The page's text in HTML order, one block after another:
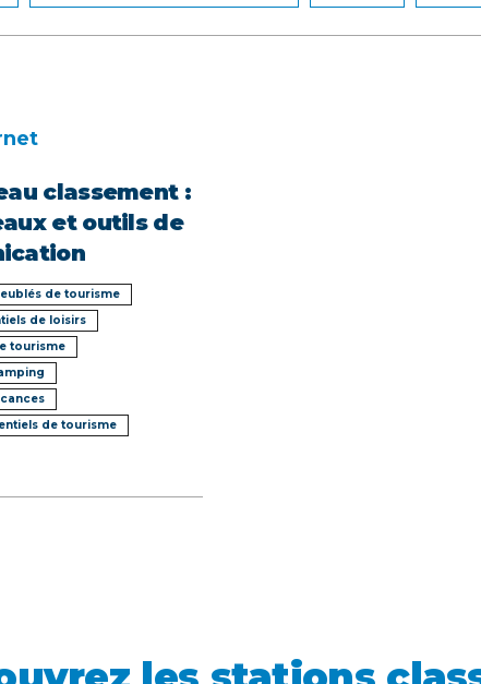
classement :
et outils de
de tourisme
de loisirs
tourisme
de tourisme